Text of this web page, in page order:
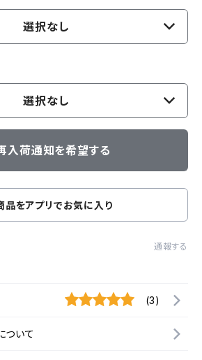
選択なし
選択なし
入荷通知を希望する
品をアプリでお気に入り
通報する
(3)
ついて